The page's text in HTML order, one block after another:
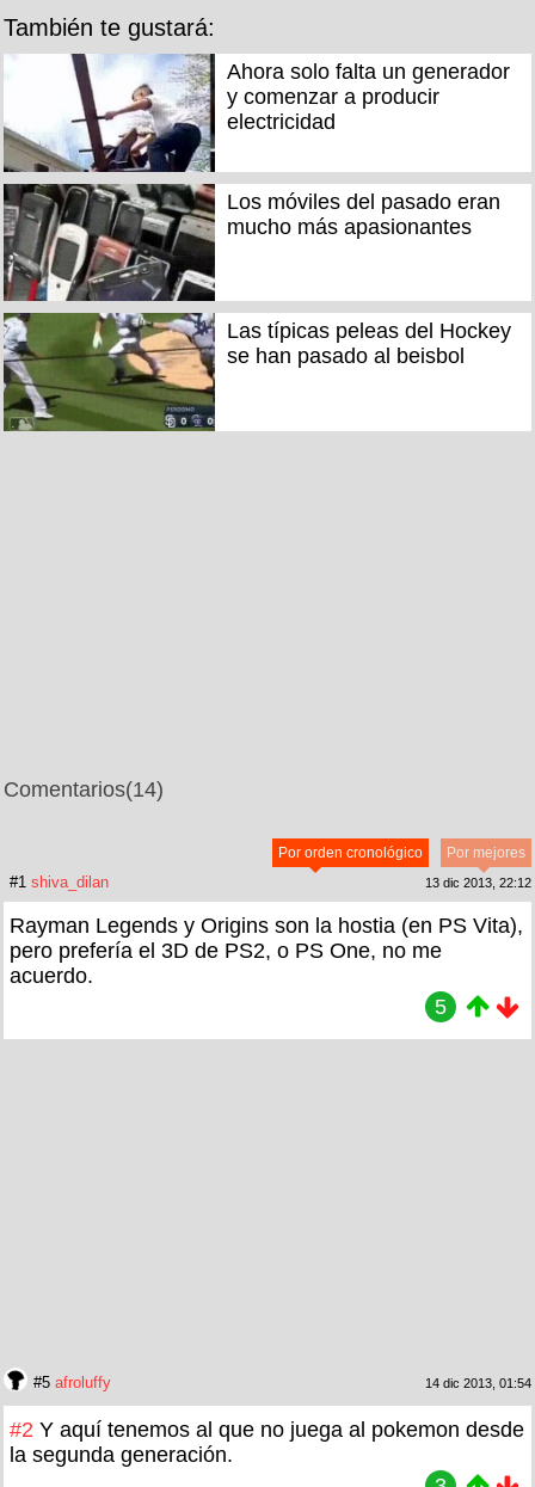
También te gustará:
Ahora solo falta un generador
y comenzar a producir
electricidad
Los móviles del pasado eran
mucho más apasionantes
Las típicas peleas del Hockey
se han pasado al beisbol
Comentarios(14)
Por mejores
Por orden cronológico
#1 shiva_dilan 13 dic 2013, 22:12
Rayman Legends y Origins son la hostia (en PS Vita),
pero prefería el 3D de PS2, o PS One, no me
acuerdo.
5
#5 afroluffy 14 dic 2013, 01:54
#2 Y aquí tenemos al que no juega al pokemon desde
la segunda generación.